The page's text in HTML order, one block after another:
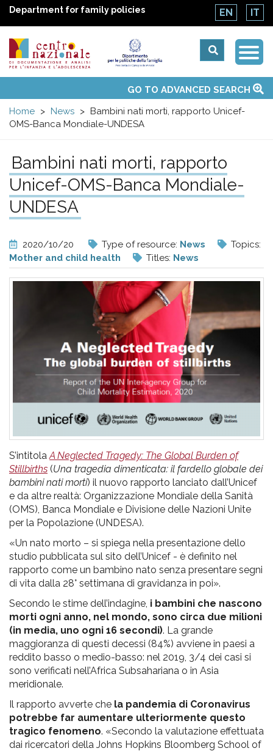
Department for family policies EN IT
Centro
nazionale
di
Documentazione
e
analisi
pr
l'infanzia
l'adolescenza
menuTopics
Activities
UN Convention
National ObservatoriesGO TO ADVANCED SEARCH
Home
News
Bambini nati morti, rapporto Unicef-
OMS-Banca Mondiale-UNDESA
Bambini nati morti, rapporto
Unicef-OMS-Banca Mondiale-
UNDESA
2020/10/20 Type of resource: News
Topics:
Mother and child health
Titles: News
S’intitola A Neglected Tragedy: The Global Burden of
Stillbirths (Una tragedia dimenticata: il fardello globale dei
bambini nati morti) il nuovo rapporto lanciato dall’Unicef
e da altre realtà: Organizzazione Mondiale della Sanità
(OMS), Banca Mondiale e Divisione delle Nazioni Unite
per la Popolazione (UNDESA).
«Un nato morto – si spiega nella presentazione dello
studio pubblicata sul sito dell’Unicef - è definito nel
rapporto come un bambino nato senza presentare segni
di vita dalla 28° settimana di gravidanza in poi».
Secondo le stime dell’indagine, i bambini che nascono
morti ogni anno, nel mondo, sono circa due milioni
(in media, uno ogni 16 secondi). La grande
maggioranza di questi decessi (84%) avviene in paesi a
reddito basso o medio-basso: nel 2019, 3/4 dei casi si
sono verificati nell’Africa Subsahariana o in Asia
meridionale.
Il rapporto avverte che la pandemia di Coronavirus
potrebbe far aumentare ulteriormente questo
tragico fenomeno. «Secondo la valutazione effettuata
dai ricercatori della Johns Hopkins Bloomberg School of